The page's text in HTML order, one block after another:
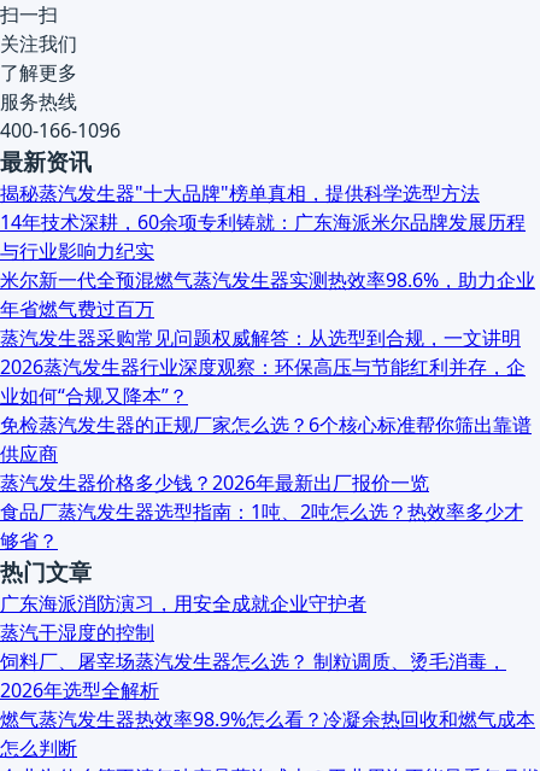
扫一扫
关注我们
了解更多
服务热线
400-166-1096
最新资讯
揭秘蒸汽发生器"十大品牌"榜单真相，提供科学选型方法
14年技术深耕，60余项专利铸就：广东海派米尔品牌发展历程
与行业影响力纪实
米尔新一代全预混燃气蒸汽发生器实测热效率98.6%，助力企业
年省燃气费过百万
蒸汽发生器采购常见问题权威解答：从选型到合规，一文讲明
2026蒸汽发生器行业深度观察：环保高压与节能红利并存，企
业如何“合规又降本”？
免检蒸汽发生器的正规厂家怎么选？6个核心标准帮你筛出靠谱
供应商
蒸汽发生器价格多少钱？2026年最新出厂报价一览
食品厂蒸汽发生器选型指南：1吨、2吨怎么选？热效率多少才
够省？
热门文章
广东海派消防演习，用安全成就企业守护者
蒸汽干湿度的控制
饲料厂、屠宰场蒸汽发生器怎么选？ 制粒调质、烫毛消毒，
2026年选型全解析
燃气蒸汽发生器热效率98.9%怎么看？冷凝余热回收和燃气成本
怎么判断